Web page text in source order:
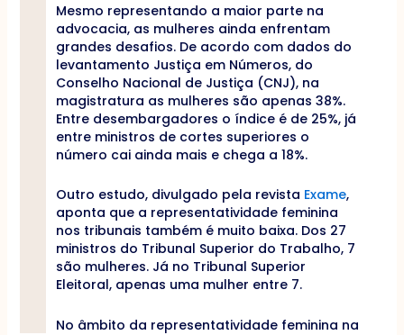
Mesmo representando a maior parte na
advocacia, as mulheres ainda enfrentam
grandes desafios. De acordo com dados do
levantamento Justiça em Números, do
Conselho Nacional de Justiça (CNJ), na
magistratura as mulheres são apenas 38%.
Entre desembargadores o índice é de 25%, já
entre ministros de cortes superiores o
número cai ainda mais e chega a 18%.
Outro estudo, divulgado pela revista Exame,
aponta que a representatividade feminina
nos tribunais também é muito baixa. Dos 27
ministros do Tribunal Superior do Trabalho, 7
são mulheres. Já no Tribunal Superior
Eleitoral, apenas uma mulher entre 7.
No âmbito da representatividade feminina na